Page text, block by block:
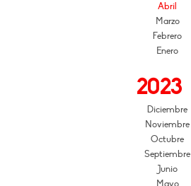
Abril
Marzo
Febrero
Enero
2023
Diciembre
Noviembre
Octubre
Septiembre
Junio